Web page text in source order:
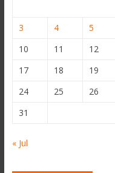
3
4 5
10
11 12
17
18 19
24
25 26
31
« Jul